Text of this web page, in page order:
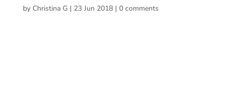
by Christina G | 23 Jun 2018| 0 comments